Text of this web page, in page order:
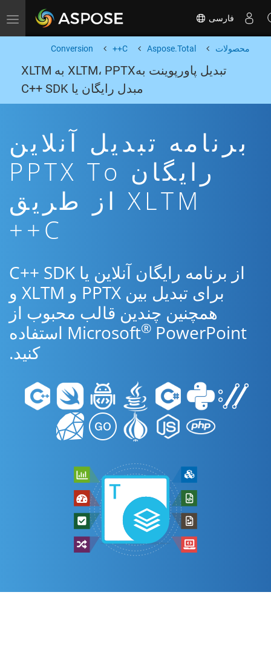
Toggle navigation فارسی
محصولات Aspose.Total
C++
Conversion
تبدیل پاورپوینت بهXLTM، PPTX به XLTM
مبدل رایگان یا C++ SDK
برنامه تبدیل آنلاین
رایگان PPTX To
XLTM از طریق
C++
از برنامه رایگان آنلاین یا C++ SDK
برای تبدیل بین PPTX و XLTM و
همچنین چندین قالب محبوب از
Microsoft®
PowerPoint استفاده
کنید.